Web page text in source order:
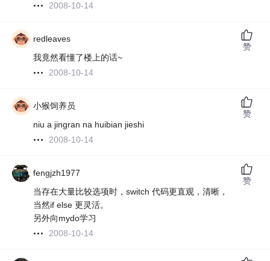
2008-10-14
redleaves
我竟然看懂了楼上的话~
2008-10-14
赞
小猴饲养员
niu a jingran na huibian jieshi
2008-10-14
赞
fengjzh1977
当存在大量比较选项时，switch 代码更直观，清晰，
当然if else 更灵活。
另外向mydo学习
2008-10-14
赞